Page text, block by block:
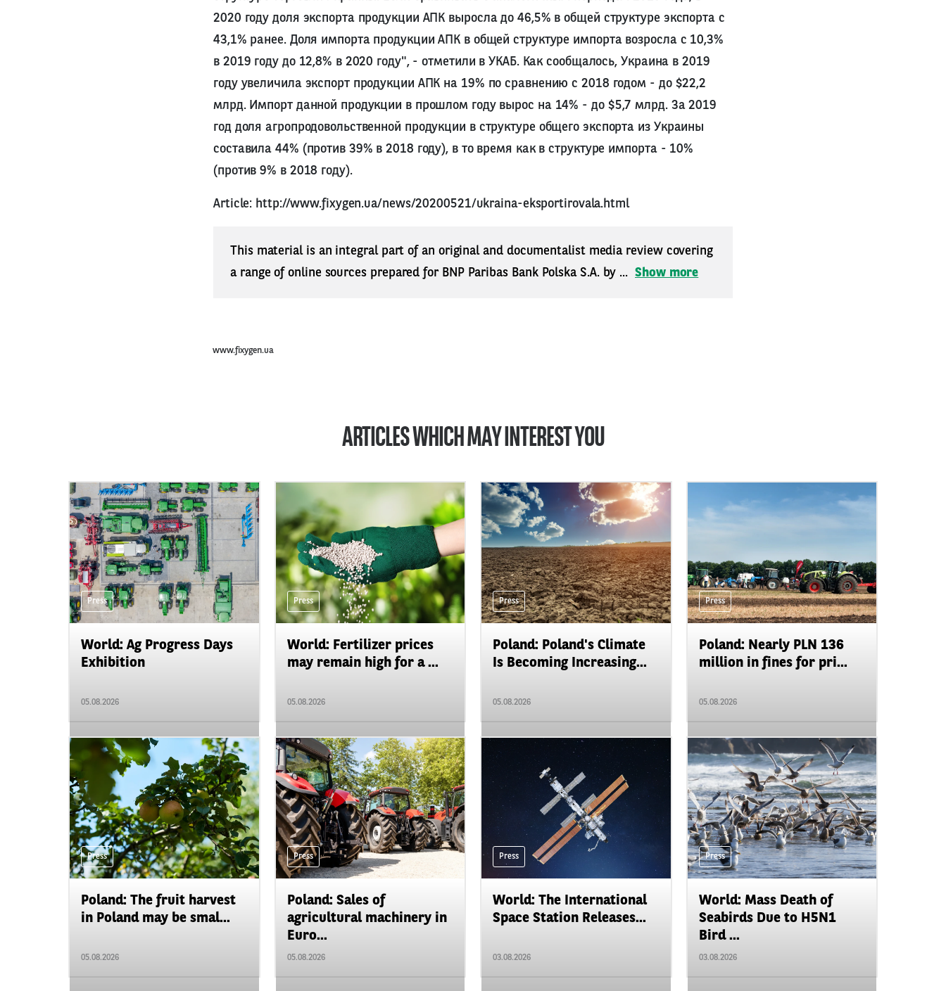
2020 году доля экспорта продукции АПК выросла до 46,5% в общей структуре экспорта с
43,1% ранее. Доля импорта продукции АПК в общей структуре импорта возросла с 10,3%
в 2019 году до 12,8% в 2020 году", - отметили в УКАБ. Как сообщалось, Украина в 2019
году увеличила экспорт продукции АПК на 19% по сравнению с 2018 годом - до $22,2
млрд. Импорт данной продукции в прошлом году вырос на 14% - до $5,7 млрд. За 2019
год доля агропродовольственной продукции в структуре общего экспорта из Украины
составила 44% (против 39% в 2018 году), в то время как в структуре импорта - 10%
(против 9% в 2018 году).
Article: http://www.fixygen.ua/news/20200521/ukraina-eksportirovala.html
This material is an integral part of an original and documentalist media review covering
a range of online sources prepared for BNP Paribas Bank Polska S.A. by ... Show more
www.fixygen.ua
ARTICLES WHICH MAY INTEREST YOU
Press
World: Ag Progress Days
Exhibition
05.08.2026
Press
World: Fertilizer prices
may remain high for a ...
05.08.2026
Press
Poland: Poland's Climate
Is Becoming Increasing...
05.08.2026
Press
Poland: Nearly PLN 136
million in fines for pri...
05.08.2026
Press
Poland: The fruit harvest
in Poland may be smal...
05.08.2026
Press
Poland: Sales of
agricultural machinery in
Euro...
05.08.2026
Press
World: The International
Space Station Releases...
03.08.2026
Press
World: Mass Death of
Seabirds Due to H5N1
Bird ...
03.08.2026